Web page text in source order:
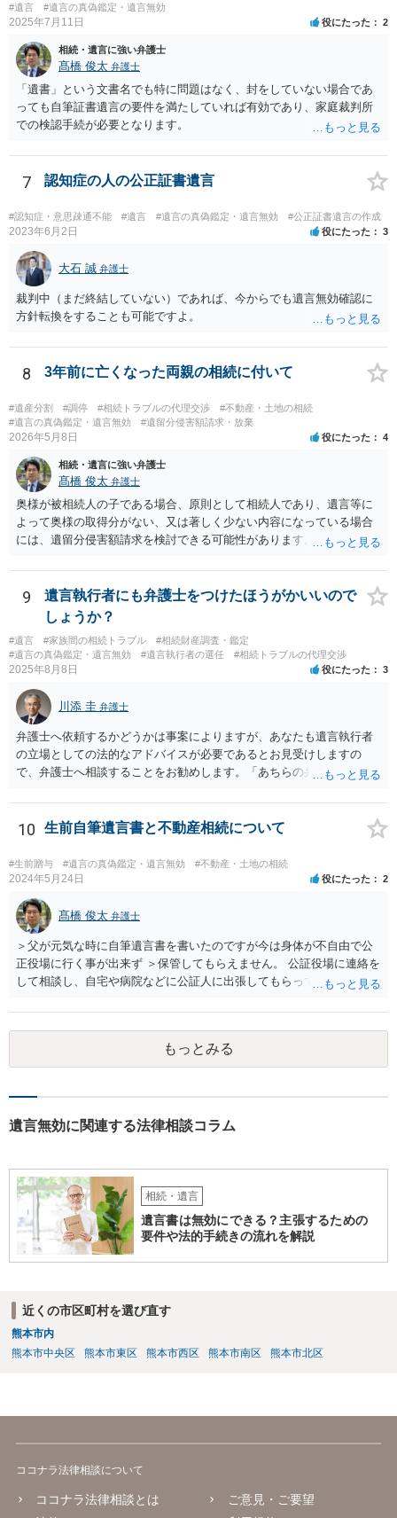
#遺言 #遺言の真偽鑑定・遺言無効
2025年7月11日 役にたった 2
相続・遺言に強い弁護士
髙橋 俊太 弁護士
「遺書」という文書名でも特に問題はなく、封をしていない場合であ
っても自筆証書遺言の要件を満たしていれば有効であり、家庭裁判所
での検認手続が必要となります。
7 認知症の人の公正証書遺言
#認知症・意思疎通不能 #遺言 #遺言の真偽鑑定・遺言無効 #公正証書遺言の作成
2023年6月2日 役にたった 3
大石 誠 弁護士
裁判中（まだ終結していない）であれば、今からでも遺言無効確認に
方針転換をすることも可能ですよ。
8 3年前に亡くなった両親の相続に付いて
#遺産分割 #調停 #相続トラブルの代理交渉
#不動産・土地の相続
#遺言の真偽鑑定・遺言無効
#遺留分侵害額請求・放棄
2026年5月8日 役にたった 4
相続・遺言に強い弁護士
髙橋 俊太 弁護士
奥様が被相続人の子である場合、原則として相続人であり、遺言等に
よって奥様の取得分がない、又は著しく少ない内容になっている場合
には、遺留分侵害額請求を検討できる可能性があります。ただし、
記の義務化に関する説明と混同されている可能性があります。相続登
記については、不動産を相続で取得したことを知った日から３年以内
に申請する義務があります。一方、遺留分侵害額請求は、相続開始お
よび遺留分を侵害する贈与・遺贈があったことを知った時から１年で
時効にかかります。また、相続開始から１０年が経過すると、認識の
有無にかかわらず行使できなくなります。 奥様がご両親の死亡を最近
効がいつから進むかは慎重に検討する必要があります。ただし、死亡
から３年が経過しているとのことですので、早急に戸籍、遺言の有
無、不動産登記、遺産分割協議書の有無を確認した方がよいでしょ
う。特に、お姉様側だけで不動産名義を変更している場合、遺言があ
ったのか、遺産分割協議書が作成されているのか、奥様の署名押印が
以前に、法定相続分や遺産分割未了の問題として整理すべき場合もあ
ります。 奥様において戸籍謄本、不動産登記簿、固定資産評価証明
書、遺言書の有無等を確認し、弁護士に個別に相談した方がよいと思
われます。
9
遺言執行者にも弁護士をつけたほうがかいいので
しょうか？
#遺言 #家族間の相続トラブル
#相続財産調査・鑑定
#遺言の真偽鑑定・遺言無効
#遺言執行者の選任 #相続トラブルの代理交渉
2025年8月8日 役にたった 3
川添 圭 弁護士
弁護士へ依頼するかどうかは事案によりますが、あなたも遺言執行者
の立場としての法的なアドバイスが必要であるとお見受けしますの
で、弁護士へ相談することをお勧めします。「あちらの弁護士」（元
誘導しかしてこないと思います。
10 生前自筆遺言書と不動産相続について
#生前贈与 #遺言の真偽鑑定・遺言無効 #不動産・土地の相続
2024年5月24日 役にたった 2
髙橋 俊太 弁護士
＞父が元気な時に自筆遺言書を書いたのですが今は身体が不自由で公
正役場に行く事が出来ず ＞保管してもらえません。 公証役場に連絡を
して相談し、自宅や病院などに公証人に出張してもらって公正証書を
うことも可能です。 ＞不動産名義を父から母に名義変更しておいた方
がいいのではと考えていますがどう思いますか？ 詳細が不明であり何
とも言えないのですが、遺言内容との関わりもあると思いますので、
弁護士に事情等を説明して個別に相談した方がよいように思います。
もっとみる
遺言無効に関連する法律相談コラム
相続・遺言
遺言書は無効にできる？主張するための
要件や法的手続きの流れを解説
近くの市区町村を選び直す
熊本市内
熊本市中央区
熊本市東区 熊本市西区 熊本市南区 熊本市北区
ココナラ法律相談について
ココナラ法律相談とは
ご意見・ご要望